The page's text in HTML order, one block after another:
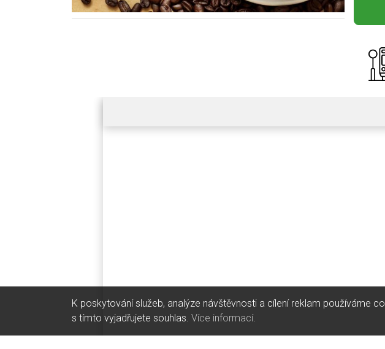
K poskytování služeb, analýze návštěvnosti a cílení reklam používáme
s tímto vyjadřujete souhlas. Více informací.